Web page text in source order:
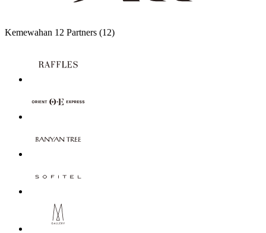
Kemewahan 12 Partners (12)